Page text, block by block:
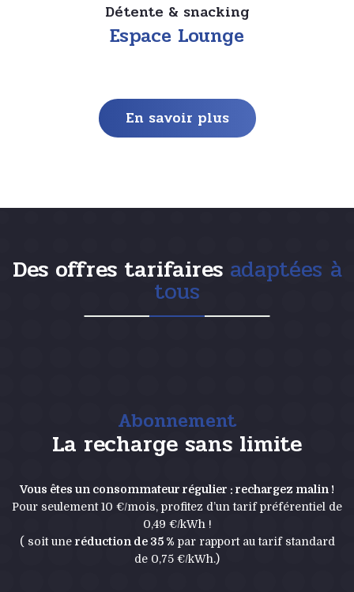
Détente & snacking
Espace Lounge
En savoir plus
Des offres tarifaires adaptées à
tous
Abonnement
La recharge sans limite
Vous êtes un consommateur régulier : rechargez malin !
Pour seulement10 €/mois, profitez d’un tarif préférentiel de
0,49 €/kWh !
( soit une réduction de 35 % par rapport au tarif standard
de 0,75 €/kWh.)